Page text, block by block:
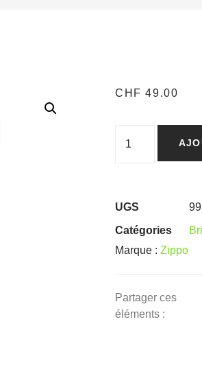
CHF 49.00
UGS
Catégories
Marque : Zippo
Partager ces
éléments :